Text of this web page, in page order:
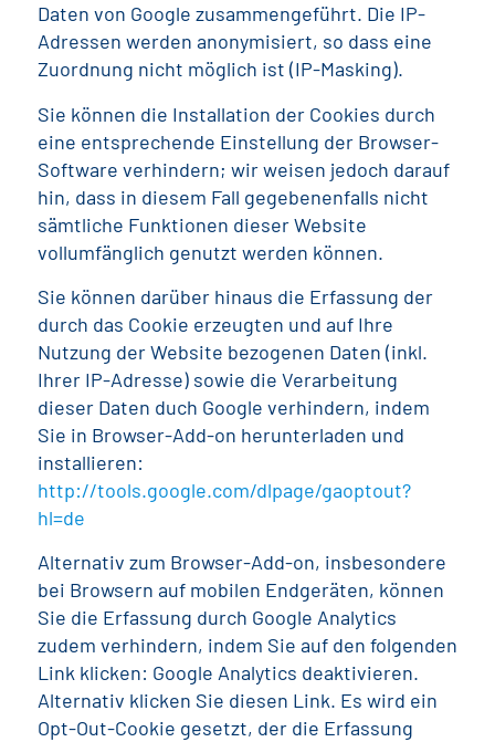
Daten von Google zusammengeführt. Die IP-
Adressen werden anonymisiert, so dass eine
Zuordnung nicht möglich ist (IP-Masking).
Sie können die Installation der Cookies durch
eine entsprechende Einstellung der Browser-
Software verhindern; wir weisen jedoch darauf
hin, dass in diesem Fall gegebenenfalls nicht
sämtliche Funktionen dieser Website
vollumfänglich genutzt werden können.
Sie können darüber hinaus die Erfassung der
durch das Cookie erzeugten und auf Ihre
Nutzung der Website bezogenen Daten (inkl.
Ihrer IP-Adresse) sowie die Verarbeitung
dieser Daten duch Google verhindern, indem
Sie in Browser-Add-on herunterladen und
installieren:
http://tools.google.com/dlpage/gaoptout?
hl=de
Alternativ zum Browser-Add-on, insbesondere
bei Browsern auf mobilen Endgeräten, können
Sie die Erfassung durch Google Analytics
zudem verhindern, indem Sie auf den folgenden
Link klicken: Google Analytics deaktivieren.
Alternativ klicken Sie diesen Link. Es wird ein
Opt-Out-Cookie gesetzt, der die Erfassung